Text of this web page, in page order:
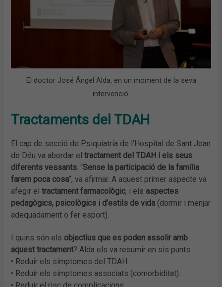
El doctor José Ángel Alda, en un moment de la seva
intervenció.
Tractaments del TDAH
El cap de secció de Psiquiatria de l’Hospital de Sant Joan
de Déu va abordar eltractament del TDAH i els seus
diferents vessants. “Sense la participació de la família
farem poca cosa“, va afirmar. A aquest primer aspecte va
afegir eltractament farmacològic, i els aspectes
pedagògics, psicològics i d’estils de vida (dormir i menjar
adequadament o fer esport).
I quins són els objectius que es poden assolir amb
aquest tractament? Alda els va resumir en sis punts:
• Reduir els símptomes del TDAH.
• Reduir els símptomes associats (comorbiditat).